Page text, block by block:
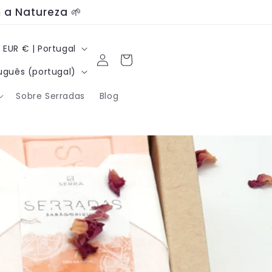
Natureza 🌱
Sobre Serradas Blog
P
EUR € | Portugal
(portugal)
Iniciar
sessão
Carrinho